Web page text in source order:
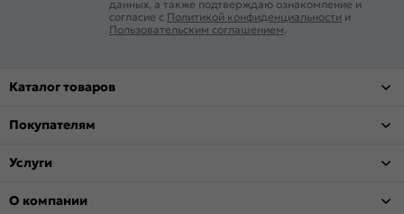
данных, а также подтверждаю ознакомление и
согласие с Политикой конфиденциальности и
Пользовательским соглашением
Каталог товаров
Покупателям
Услуги
О компании